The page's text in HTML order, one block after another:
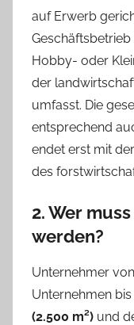
auf Erwerb
Hobby- oder
der
umfasst. Die
entsprechend
endet erst mit
des
2. Wer
werden?
Unternehmer
Unternehmen
(2.500 m²) und